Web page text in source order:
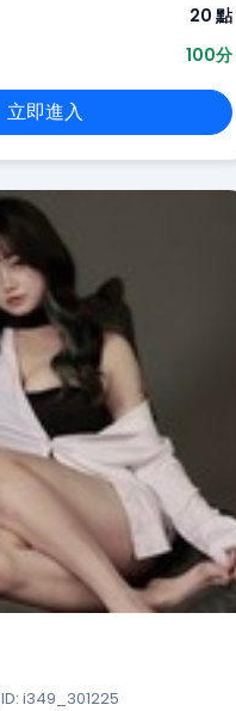
20 點
100分
立即進入
ID: i349_301225